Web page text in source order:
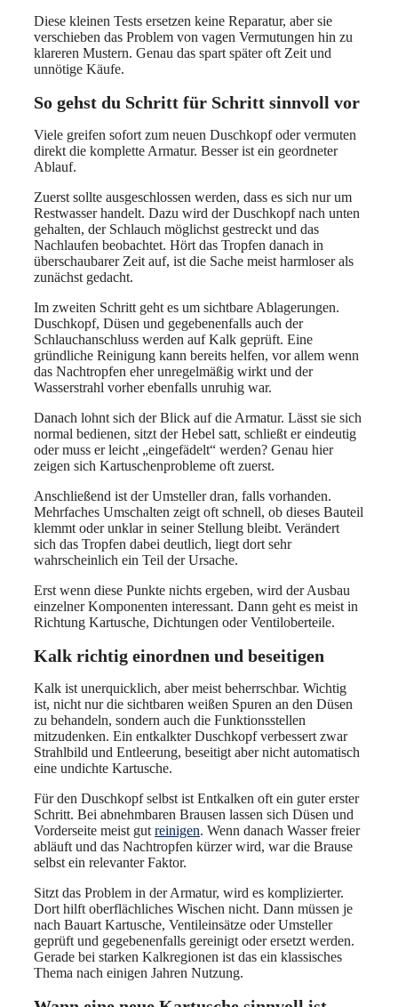
Diese kleinen Tests ersetzen keine Reparatur, aber sie
verschieben das Problem von vagen Vermutungen hin zu
klareren Mustern. Genau das spart später oft Zeit und
unnötige Käufe.
So gehst du Schritt für Schritt sinnvoll vor
Viele greifen sofort zum neuen Duschkopf oder vermuten
direkt die komplette Armatur. Besser ist ein geordneter
Ablauf.
Zuerst sollte ausgeschlossen werden, dass es sich nur um
Restwasser handelt. Dazu wird der Duschkopf nach unten
gehalten, der Schlauch möglichst gestreckt und das
Nachlaufen beobachtet. Hört das Tropfen danach in
überschaubarer Zeit auf, ist die Sache meist harmloser als
zunächst gedacht.
Im zweiten Schritt geht es um sichtbare Ablagerungen.
Duschkopf, Düsen und gegebenenfalls auch der
Schlauchanschluss werden auf Kalk geprüft. Eine
gründliche Reinigung kann bereits helfen, vor allem wenn
das Nachtropfen eher unregelmäßig wirkt und der
Wasserstrahl vorher ebenfalls unruhig war.
Danach lohnt sich der Blick auf die Armatur. Lässt sie sich
normal bedienen, sitzt der Hebel satt, schließt er eindeutig
oder muss er leicht „eingefädelt“ werden? Genau hier
zeigen sich Kartuschenprobleme oft zuerst.
Anschließend ist der Umsteller dran, falls vorhanden.
Mehrfaches Umschalten zeigt oft schnell, ob dieses Bauteil
klemmt oder unklar in seiner Stellung bleibt. Verändert
sich das Tropfen dabei deutlich, liegt dort sehr
wahrscheinlich ein Teil der Ursache.
Erst wenn diese Punkte nichts ergeben, wird der Ausbau
einzelner Komponenten interessant. Dann geht es meist in
Richtung Kartusche, Dichtungen oder Ventiloberteile.
Kalk richtig einordnen und beseitigen
Kalk ist unerquicklich, aber meist beherrschbar. Wichtig
ist, nicht nur die sichtbaren weißen Spuren an den Düsen
zu behandeln, sondern auch die Funktionsstellen
mitzudenken. Ein entkalkter Duschkopf verbessert zwar
Strahlbild und Entleerung, beseitigt aber nicht automatisch
eine undichte Kartusche.
Für den Duschkopf selbst ist Entkalken oft ein guter erster
Schritt. Bei abnehmbaren Brausen lassen sich Düsen und
Vorderseite meist gutreinigen. Wenn danach Wasser freier
abläuft und das Nachtropfen kürzer wird, war die Brause
selbst ein relevanter Faktor.
Sitzt das Problem in der Armatur, wird es komplizierter.
Dort hilft oberflächliches Wischen nicht. Dann müssen je
nach Bauart Kartusche, Ventileinsätze oder Umsteller
geprüft und gegebenenfalls gereinigt oder ersetzt werden.
Gerade bei starken Kalkregionen ist das ein klassisches
Thema nach einigen Jahren Nutzung.